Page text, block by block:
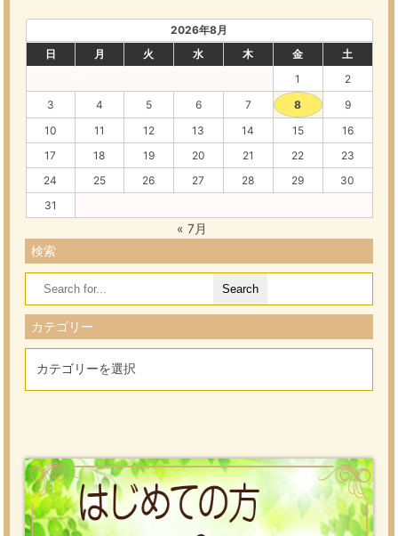
2026年8月
日
月 火 水 木 金
土
1
2
3
4 5 6 7 8
9
10
11 12 13 14 15
16
17
18 19 20 21 22
23
24
25 26 27 28 29
30
31
« 7月
検索
Search
for:
カテゴリー